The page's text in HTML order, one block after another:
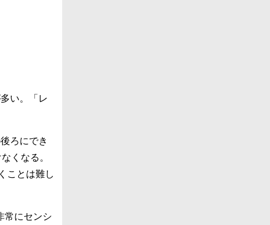
い。「レ
ろにでき
くなる。
ことは難し
常にセンシ